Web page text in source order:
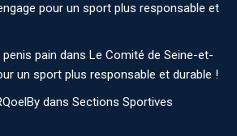
pour un sport plus responsable et
pain dans Le Comité de Seine-et-
un sport plus responsable et durable !
dans Sections Sportives